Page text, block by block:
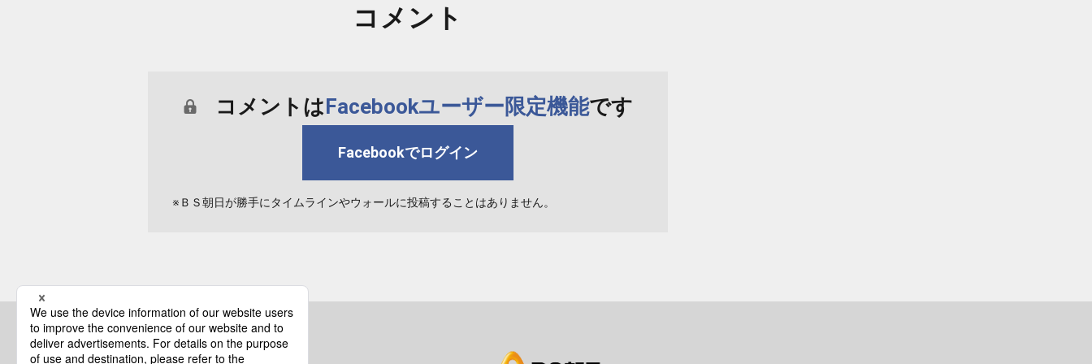
コメント
コメントはFacebookユーザー限定機能です
Facebookでログイン
※ＢＳ朝日が勝手にタイムラインやウォールに投稿することはありません。